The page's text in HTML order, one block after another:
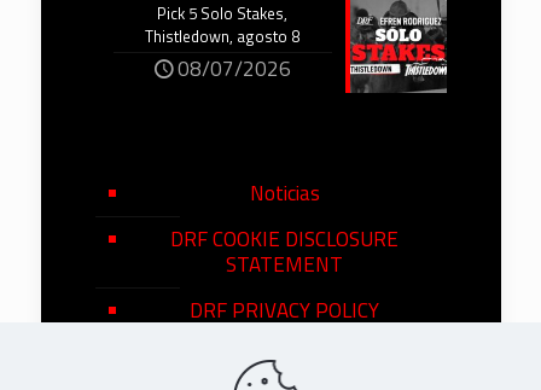
Pick 5 Solo Stakes,
Thistledown, agosto 8
08/07/2026
Noticias
DRF COOKIE DISCLOSURE
STATEMENT
DRF PRIVACY POLICY